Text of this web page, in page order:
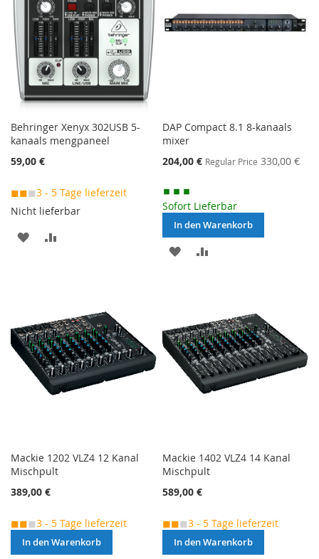
Behringer Xenyx 302USB 5-
kanaals mengpaneel
59,00 €
◼◼◼3 - 5 Tage lieferzeit
Nicht lieferbar
MERKEN
DAP Compact 8.1 8-kanaals
mixer
Special
204,00 € Regular Price 330,00 €
Sofort Lieferbar
In den Warenkorb
MERKEN
Mackie 1202 VLZ4 12 Kanal
Mischpult
389,00 €
◼◼◼3 - 5 Tage lieferzeit
In den Warenkorb
Mackie 1402 VLZ4 14 Kanal
Mischpult
589,00 €
◼◼◼3 - 5 Tage lieferzeit
In den Warenkorb